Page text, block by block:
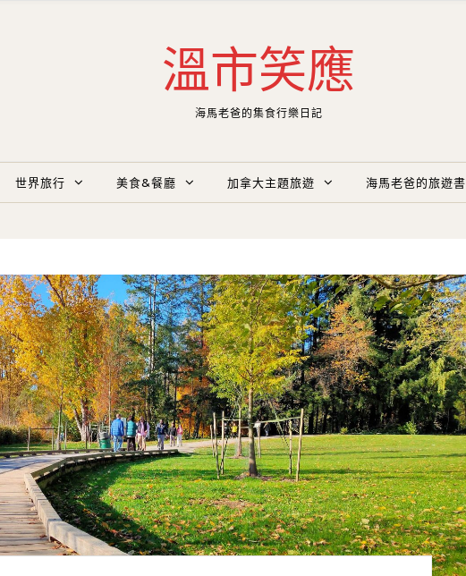
溫市笑應
海馬老爸的集食行樂日記
世界旅行 美食&餐廳 加拿大主題旅遊 海馬老爸的旅遊書